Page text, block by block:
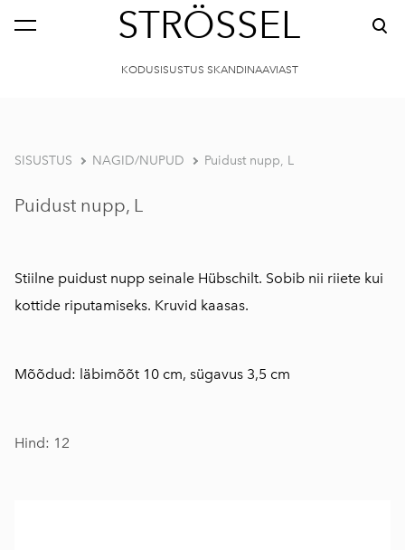
STRÖSSEL
KODUSISUSTUS SKANDINAAVIAST
SISUSTUS NAGID/NUPUD Puidust nupp, L
Puidust nupp, L
Stiilne puidust nupp seinale Hübschilt. Sobib nii riiete kui
kottide riputamiseks. Kruvid kaasas.
Mõõdud: läbimõõt 10 cm, sügavus 3,5 cm
Hind: 12